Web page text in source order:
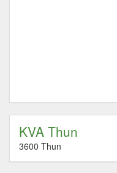
KVA Thun
3600 Thun